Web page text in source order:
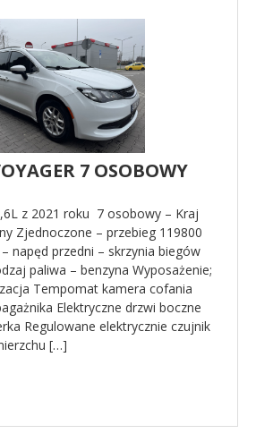
7 OSOBOWY
z 2021 roku 7 osobowy – Kraj
Zjednoczone – przebieg 119800
napęd przedni – skrzynia biegów
paliwa – benzyna Wyposażenie;
Tempomat kamera cofania
Elektryczne drzwi boczne
Regulowane elektrycznie czujnik
[…]